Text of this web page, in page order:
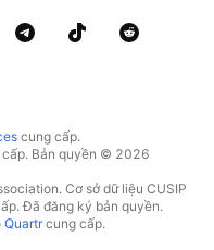
cung cấp.
cấp. Bản quyền © 2026
Cơ sở dữ liệu CUSIP
Đã đăng ký bản quyền.
Quartrcung cấp.